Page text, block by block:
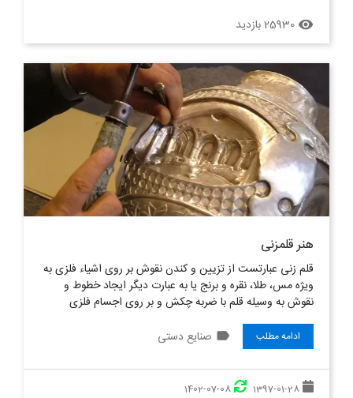
remove_red_eye 25930 بازدید
هنر قلمزنی
قلم زنی عبارتست از تزیین و کندن نقوش بر روی اشیاء فلزی به
ویژه مس، طلا، نقره و برنج یا به عبارت دیگر ایجاد خطوط و
نقوش به وسیله قلم با ضربه چکش و بر روی اجسام فلزی
ادامه مطلب label صنایع دستی
1397-01-28
1402-07-08